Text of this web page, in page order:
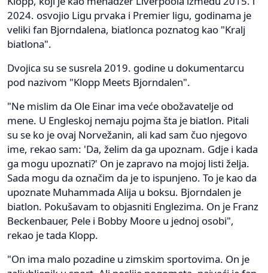
2024. osvojio Ligu prvaka i Premier ligu, godinama je
veliki fan Bjorndalena, biatlonca poznatog kao "Kralj
biatlona".
Dvojica su se susrela 2019. godine u dokumentarcu
pod nazivom "Klopp Meets Bjorndalen".
"Ne mislim da Ole Einar ima veće obožavatelje od
mene. U Engleskoj nemaju pojma šta je biatlon. Pitali
su se ko je ovaj Norvežanin, ali kad sam čuo njegovo
ime, rekao sam: 'Da, želim da ga upoznam. Gdje i kada
ga mogu upoznati?' On je zapravo na mojoj listi želja.
Sada mogu da označim da je to ispunjeno. To je kao da
upoznate Muhammada Alija u boksu. Bjorndalen je
biatlon. Pokušavam to objasniti Englezima. On je Franz
Beckenbauer, Pele i Bobby Moore u jednoj osobi",
rekao je tada Klopp.
"On ima malo pozadine u zimskim sportovima. On je